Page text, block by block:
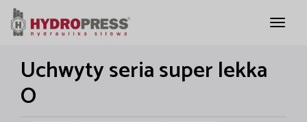
Uchwyty seria super lekka
O